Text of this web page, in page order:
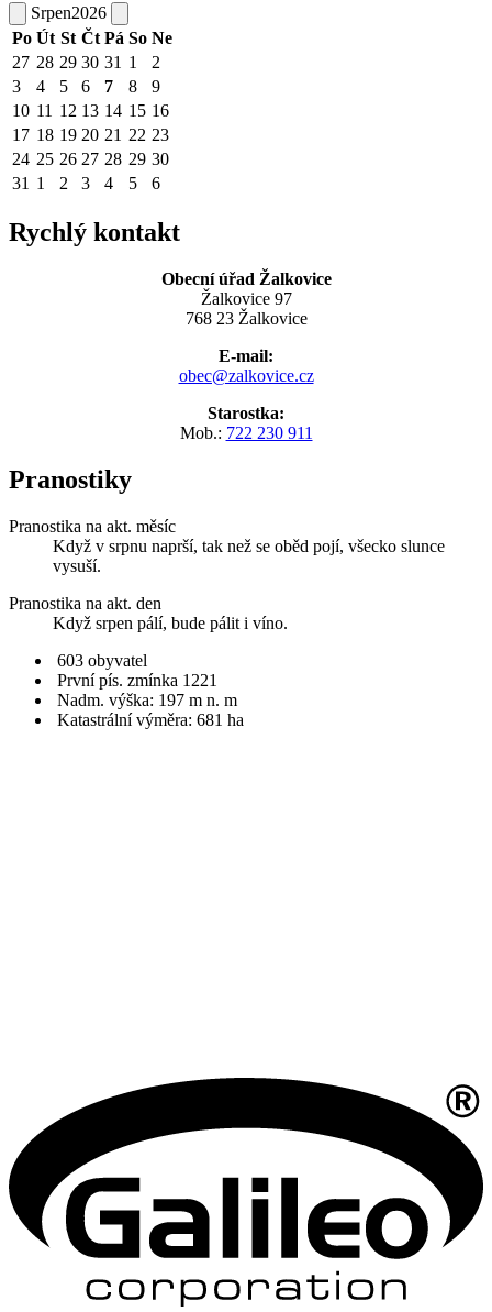
Srpen2026
Po Út St Čt Pá So Ne
27 28 29 30 31 1
2
3
4 5 6 7 8
9
10 11 12 13 14 15 16
17 18 19 20 21 22 23
24 25 26 27 28 29 30
31 1 2 3 4 5 6
Rychlý kontakt
Obecní úřad Žalkovice
Žalkovice 97
768 23 Žalkovice
E-mail:
obec@zalkovice.cz
Starostka:
Mob.: 722 230 911
Pranostiky
Pranostika na akt. měsíc
Když v srpnu naprší, tak než se oběd pojí, všecko slunce
vysuší.
Pranostika na akt. den
Když srpen pálí, bude pálit i víno.
603 obyvatel
První pís. zmínka 1221
Nadm. výška: 197 m n. m
Katastrální výměra: 681 ha